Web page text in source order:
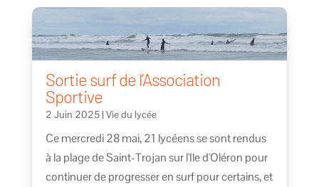
Sortie surf de l’Association
Sportive
2 Juin 2025| Vie du lycée
Ce mercredi 28 mai, 21 lycéens se sont rendus
à la plage de Saint-Trojan sur l'Ile d'Oléron pour
continuer de progresser en surf pour certains, et